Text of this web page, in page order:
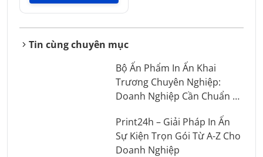
Tin cùng chuyên mục
Bộ Ấn Phẩm In Ấn Khai
Trương Chuyên Nghiệp:
Doanh Nghiệp Cần Chuẩn Bị
Print24h – Giải Pháp In Ấn
Sự Kiện Trọn Gói Từ A-Z Cho
Doanh Nghiệp